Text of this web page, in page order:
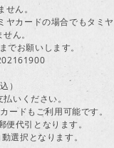
ん。
カードの場合でもタミヤ
ん。
お願いします。
）
いください。
ドもご利用可能です。
代引となります。
選択となります。